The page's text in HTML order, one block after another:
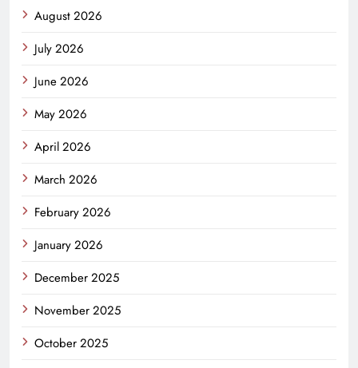
August 2026
July 2026
June 2026
May 2026
April 2026
March 2026
February 2026
January 2026
December 2025
November 2025
October 2025